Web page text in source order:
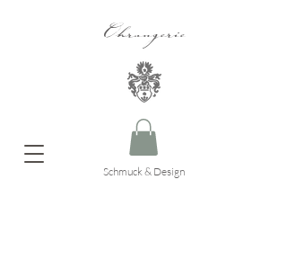
Ohrangerie
Schmuck & Design